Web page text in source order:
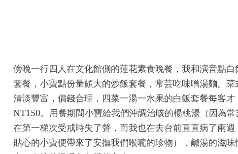
傍晚一行四人在文化館側的蓮花素食晚餐，我和演音點白
套餐，小寶點份量頗大的炒飯套餐，常芸吃味噌湯麵。菜
清淡豐富，價錢合理，四菜一湯一水果的白飯套餐每客才
NT150。用餐期間小寶給我們沖調治咳的楊桃湯（因為常
在第一梯次受戒時失了聲，而我也在去台前直直病了兩週
貼心的小寶便帶來了安撫我們喉嚨的珍物），鹹湯的滋味